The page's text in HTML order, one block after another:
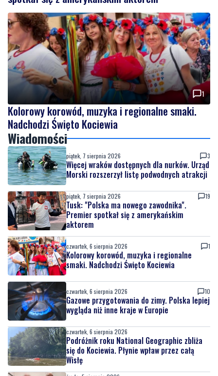
1
Kolorowy korowód, muzyka i regionalne smaki.
Nadchodzi Święto Kociewia
Wiadomości
piątek, 7 sierpnia 2026
Więcej wraków dostępnych dla nurków. Urząd
Morski rozszerzył listę podwodnych atrakcji
piątek, 7 sierpnia 2026 19
Tusk: "Polska ma nowego zawodnika".
Premier spotkał się z amerykańskim
aktorem
czwartek, 6 sierpnia 2026
Kolorowy korowód, muzyka i regionalne
smaki. Nadchodzi Święto Kociewia
czwartek, 6 sierpnia 2026
Gazowe przygotowania do zimy. Polska lepiej
czwartek, 6 sierpnia 2026
Podróżnik roku National Geographic zbliża
się do Kociewia. Płynie wpław przez całą
Wisłę
środa, 5 sierpnia 2026
Kradzież w pociągu zakończona
zatrzymaniem. Sprawcy wpadli jeszcze tego
samego dnia